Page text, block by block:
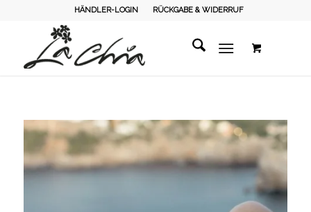
HÄNDLER-LOGIN RÜCKGABE & WIDERRUF